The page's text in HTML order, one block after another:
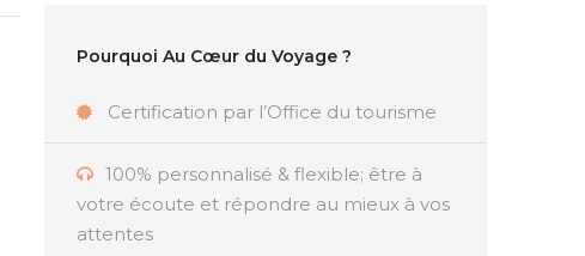
Pourquoi Au Cœur du Voyage ?
Certification par l’Office du tourisme
100% personnalisé & flexible; être à
votre écoute et répondre au mieux à vos
attentes